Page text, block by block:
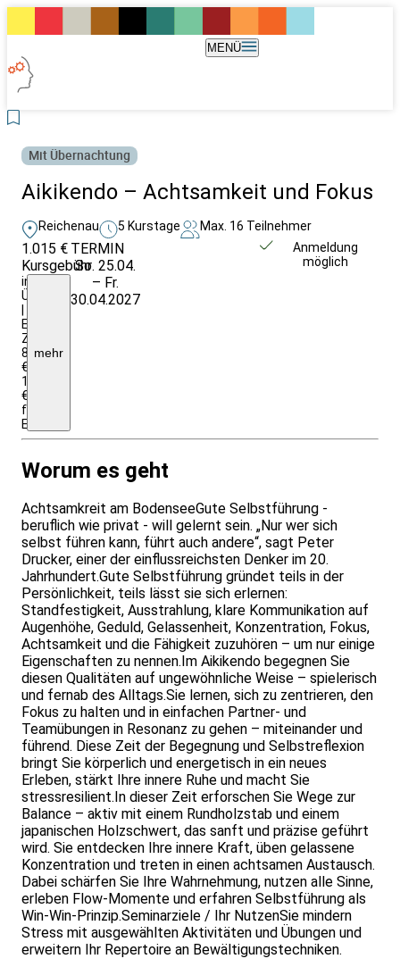
MENÜ
Mit Übernachtung
Aikikendo – Achtsamkeit und Fokus
Reichenau 5 Kurstage Max. 16 Teilnehmer
1.015 €
Kursgebühr
inkl.
Ü/VP
EZ-
Zuschlag
85,60
€;
1215
€
für
Einrichtungen/Firmen
mehr
TERMIN
So. 25.04.
– Fr.
30.04.2027
Anmeldung
möglich
Worum es geht
Achtsamkreit am BodenseeGute Selbstführung -
beruflich wie privat - will gelernt sein. „Nur wer sich
selbst führen kann, führt auch andere“, sagt Peter
Drucker, einer der einflussreichsten Denker im 20.
Jahrhundert.Gute Selbstführung gründet teils in der
Persönlichkeit, teils lässt sie sich erlernen:
Standfestigkeit, Ausstrahlung, klare Kommunikation auf
Augenhöhe, Geduld, Gelassenheit, Konzentration, Fokus,
Achtsamkeit und die Fähigkeit zuzuhören – um nur einige
Eigenschaften zu nennen.Im Aikikendo begegnen Sie
diesen Qualitäten auf ungewöhnliche Weise – spielerisch
und fernab des Alltags.Sie lernen, sich zu zentrieren, den
Fokus zu halten und in einfachen Partner- und
Teamübungen in Resonanz zu gehen – miteinander und
führend. Diese Zeit der Begegnung und Selbstreflexion
bringt Sie körperlich und energetisch in ein neues
Erleben, stärkt Ihre innere Ruhe und macht Sie
stressresilient.In dieser Zeit erforschen Sie Wege zur
Balance – aktiv mit einem Rundholzstab und einem
japanischen Holzschwert, das sanft und präzise geführt
wird. Sie entdecken Ihre innere Kraft, üben gelassene
Konzentration und treten in einen achtsamen Austausch.
Dabei schärfen Sie Ihre Wahrnehmung, nutzen alle Sinne,
erleben Flow-Momente und erfahren Selbstführung als
Win-Win-Prinzip.Seminarziele / Ihr NutzenSie mindern
Stress mit ausgewählten Aktivitäten und Übungen und
erweitern Ihr Repertoire an Bewälti­gungstechniken.